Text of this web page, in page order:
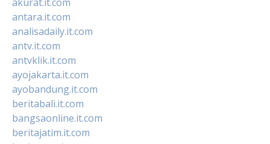
antara.it.com
analisadaily.it.com
antv.it.com
antvklik.it.com
ayojakarta.it.com
ayobandung.it.com
beritabali.it.com
bangsaonline.it.com
beritajatim.it.com